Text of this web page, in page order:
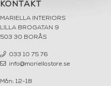
KONTAKT
MARIELLA INTERIORS
LILLA BROGATAN 9
503 30 BORÅS
033 10 75 76
info@mariellastore.se
Mån: 12-18